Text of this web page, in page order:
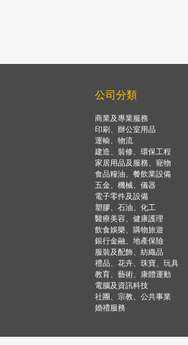
公司分類
商業及專業服務
印刷、辦公室用品
運輸、物流
建造、裝修、環保工程
家居用品及服務、寵物
食品糧油、餐飲業設備
五金、機械、儀器
電子零件及設備
塑膠、石油、化工
醫療美容、健康護理
飲食娛樂、購物旅遊
銀行金融、地產保險
服裝及配飾、紡織品
禮品、花卉、珠寶、玩具
教育、藝術、康體運動
電腦及資訊科技
社團、宗教、公共事業
婚禮服務